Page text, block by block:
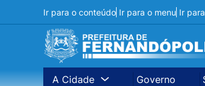
Ir para o conteúdo Ir para o menu Ir
A Cidade Governo